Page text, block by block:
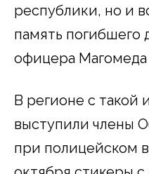
республики, но и
память погибшего
офицера Магомеда
В регионе с такой
выступили члены
при полицейском